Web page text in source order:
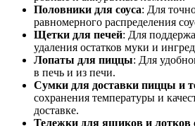
Половники для соуса: Для
равномерного распределения
Щетки для печей: Для
удаления остатков муки и
Лопаты для пиццы: Для
в печь и из печи.
Сумки для доставки пиццы и
сохранения температуры и
доставке.
Тележки для ящиков и лотков